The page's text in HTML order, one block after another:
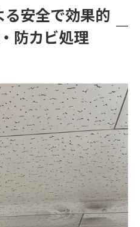
安全で効果的
防カビ処理